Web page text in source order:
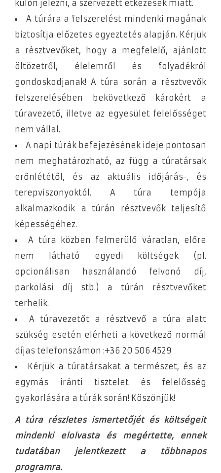
külön jelezni, a szervezett étkezések miatt.
A túrára a felszerelést mindenki magának
biztosítja előzetes egyeztetés alapján. Kérjük
a résztvevőket, hogy a megfelelő, ajánlott
öltözetről, élelemről és folyadékról
gondoskodjanak! A túra során a résztvevők
felszerelésében bekövetkező károkért a
túravezető, illetve az egyesület felelősséget
nem vállal.
A napi túrák befejezésének ideje pontosan
nem meghatározható, az függ a túratársak
erőnlététől, és az aktuális időjárás-, és
terepviszonyoktól. A túra tempója
alkalmazkodik a túrán résztvevők teljesítő
képességéhez.
A túra közben felmerülő váratlan, előre
nem látható egyedi költségek (pl.
opcionálisan használandó felvonó díj,
parkolási díj stb.) a túrán résztvevőket
terhelik.
A túravezetőt a résztvevő a túra alatt
szükség esetén elérheti a következő normál
díjas telefonszámon :+36 20 506 4529
Kérjük a túratársakat a természet, és az
egymás iránti tisztelet és felelősség
gyakorlására a túrák során! Köszönjük!
A túra részletes ismertetőjét és költségeit
mindenki elolvasta és megértette, ennek
tudatában jelentkezett a többnapos
programra.